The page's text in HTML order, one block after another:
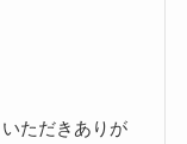
ただきありが